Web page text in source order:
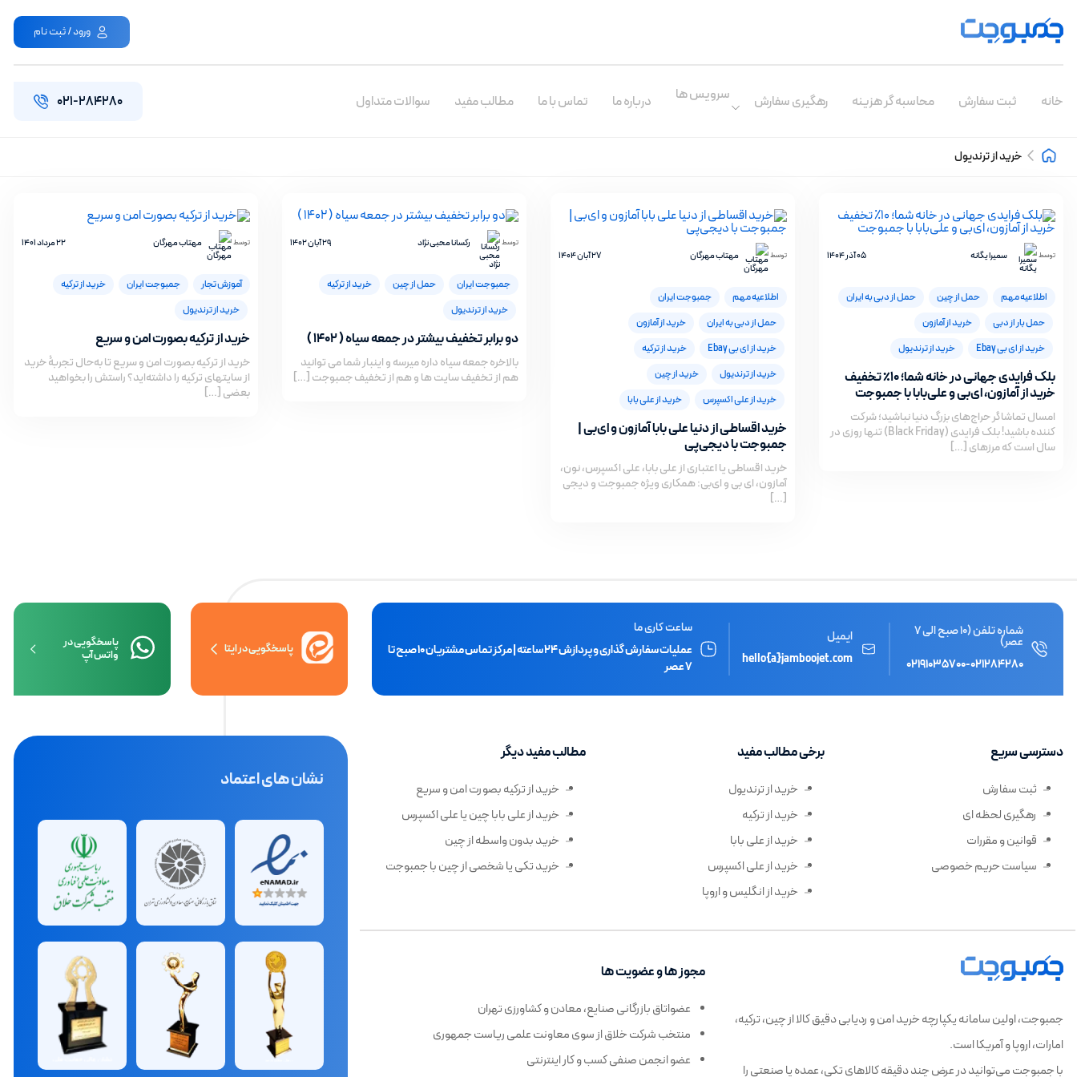
ورود / ثبت نام
خانه ثبت سفارش محاسبه گر هزینه رهگیری سفارش سرویس ها درباره ما تماس با ما مطالب مفید سوالات متداول ۰۲۱-۲۸۴۲۸۰
خرید از ترندیول
توسط سمیرا یگانه 05 آذر 1404
اطلاعیه مهم حمل از چین
حمل از دبی به ایران
حمل بار از دبی
خرید از آمازون
خرید از ای بی Ebay
خرید از ترندیول
بلک فرایدی جهانی در خانه شما؛ 10٪ تخفیف
خرید از آمازون، ای‌بی و علی‌بابا با جمبوجت
امسال تماشاگر حراج‌های بزرگ دنیا نباشید؛ شرکت
کننده باشید! بلک فرایدی (Black Friday) تنها روزی در
سال است که مرزهای […]
توسط مهتاب مهرگان 27 آبان 1404
اطلاعیه مهم
جمبوجت ایران
حمل از دبی به ایران
خرید از آمازون
خرید از ای بی Ebay
خرید از ترکیه
خرید از ترندیول
خرید از چین
خرید از علی اکسپرس
خرید از علی بابا
خرید اقساطی از دنیا علی بابا آمازون و ای‌بی |
جمبوجت با دیجی‌پی
خرید اقساطی یا اعتباری از علی بابا، علی اکسپرس، نون،
آمازون، ای‌ بی و ای‌بی: همکاری ویژه جمبوجت و دیجی‌
[…]
توسط رکسانا محبی نژاد 29 آبان 1402
جمبوجت ایران حمل از چین
خرید از ترکیه
خرید از ترندیول
دو برابر تخفیف بیشتر در جمعه سیاه ( 1402 )
بالاخره جمعه سیاه داره میرسه و اینبار شما می توانید
هم از تخفیف سایت ها و هم از تخفیف جمبوجت […]
توسط مهتاب مهرگان 22 مرداد 1401
آموزش تجار جمبوجت ایران
خرید از ترکیه
خرید از ترندیول
خرید از ترکیه بصورت امن و سریع
خرید از ترکیه بصورت امن و سریع تا به‌حال تجربۀ خرید
از سایتهای ترکیه را داشته‌اید؟ راستش را بخواهید
بعضی […]
شماره تلفن (10 صبح الی 7
عصر)
۰۲۱۲۸۴۲۸۰-۰۲۱۹۱۰۳۵۷۰۰
ایمیل
hello{a}jamboojet.com
ساعت کاری ما
عملیات سفارش گذاری و پردازش ۲۴ ساعته | مرکز تماس مشتریان ۱۰ صبح تا
۷ عصر
پاسخگویی در ایتا
پاسخگویی در
واتس آپ
دسترسی سریع
ثبت سفارش
رهگیری لحظه ای
قوانین و مقررات
سیاست حریم خصوصی
برخی مطالب مفید
خرید از ترندیول
خرید از ترکیه
خرید از علی بابا
خرید از علی اکسپرس
خرید از انگلیس و اروپا
مطالب مفید دیگر
خرید از ترکیه بصورت امن و سریع
خرید از علی بابا چین یا علی اکسپرس
خرید بدون واسطه از چین
خرید تکی یا شخصی از چین با جمبوجت
جمبوجت، اولین سامانه یکپارچه خرید امن و ردیابی دقیق کالا از چین، ترکیه،
امارات، اروپا و آمریکا است.
با جمبوجت می‌توانید در عرض چند دقیقه کالاهای تکی، عمده یا صنعتی را
مجوز ها و عضویت ها
عضواتاق بازرگانی صنایع، معادن و کشاورزی تهران
منتخب شرکت خلاق از سوی معاونت علمی ریاست جمهوری
عضو انجمن صنفی کسب و کار اینترنتی
نشان های اعتماد